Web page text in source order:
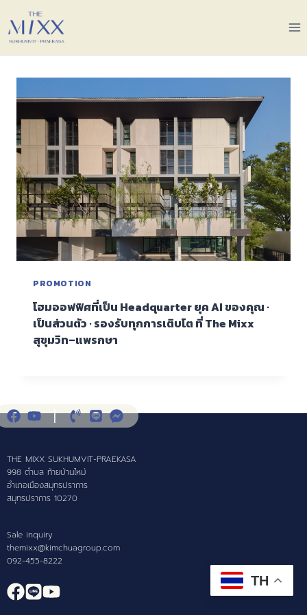
PROMOTION
โฮมออฟฟิศที่เป็น Headquarter ยุค AI ของคุณ ·
เป็นส่วนตัว · รองรับทุกการเติบโต ที่ The Mixx
สุขุมวิท–แพรกษา
THE MIXX SUKHUMVIT-PRAEKASA
998 ตำบล ท้ายบ้านใหม่
อำเภอเมืองสมุทรปราการ
สมุทรปราการ 10270
Sale inquiry
themixx@kimchuagroup.com
092-455-8222
TH